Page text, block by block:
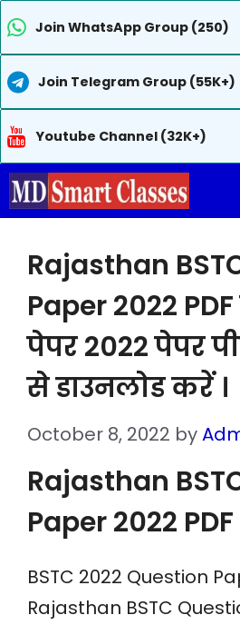
Join WhatsApp Group (250)
Join Telegram Group (55K+)
Youtube Channel (32K+)
Skip
to
Rajasthan
Paper 2022
पेपर 2022 पेपर
से डाउनलोड करें ।
October 8, 2022 by
Rajasthan
Paper 2022
BSTC 2022 Question
Rajasthan BSTC